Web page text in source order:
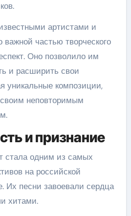
артистами и
частью творческого
Оно позволило им
и расширить свои
уникальные композиции,
неповторимым
и признание
стала одним из самых
на российской
Их песни завоевали сердца
хитами.